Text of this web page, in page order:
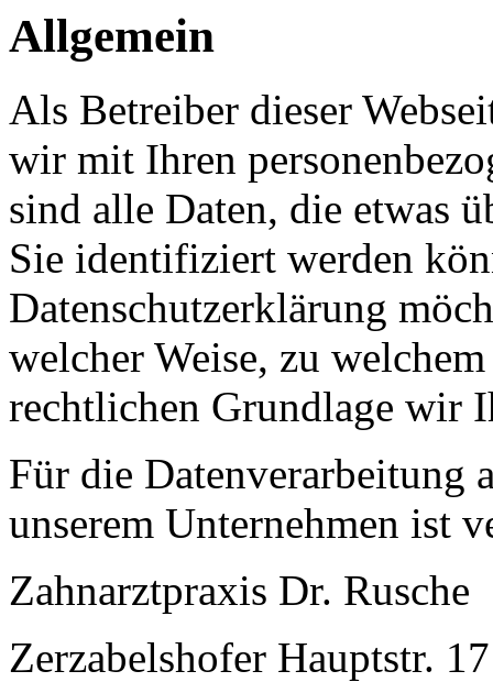
Allgemein
Als Betreiber dieser
wir mit Ihren
sind alle Daten, die etwas
Sie identifiziert werden
Datenschutzerklärung
welcher Weise, zu
rechtlichen Grundlage wir
Für die Datenverarbeitung
unserem Unternehmen ist
Zahnarztpraxis Dr. Rusche
Zerzabelshofer Hauptstr. 17